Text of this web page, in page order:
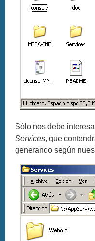
Sólo nos debe
Services, que
generando según